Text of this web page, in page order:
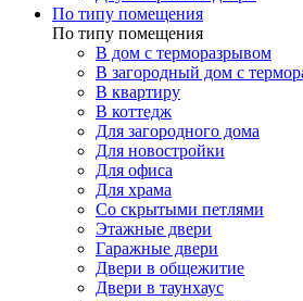
По типу помещения
По типу помещения
В дом с терморазрывом
В загородный дом с
В квартиру
В коттедж
Для загородного дома
Для новостройки
Для офиса
Для храма
Со скрытыми петлями
Этажные двери
Гаражные двери
Двери в общежитие
Двери в таунхаус